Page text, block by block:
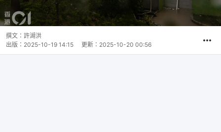
撰文： 許湖洪
出版： 2025-10-19 14:15 更新： 2025-10-20 00:56